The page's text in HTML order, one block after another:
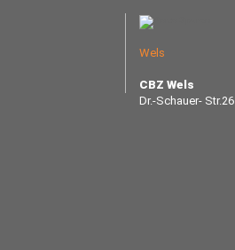
Wels
CBZ Wels
Dr.-Schauer- Str.26